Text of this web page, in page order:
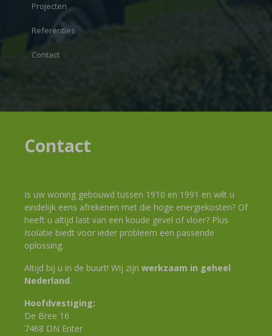
Projecten
Referenties
Contact
Contact
Is uw woning gebouwd tussen 1910 en 1991 en wilt u
eindelijk eens afrekenen met die hoge energiekosten? Of
heeft u altijd last van een koude gevel of vloer? Plus
Isolatie biedt voor ieder probleem een passende
oplossing.
Altijd bij u in de buurt! Wij zijn werkzaam in geheel
Nederland.
Hoofdvestiging:
De Bree 16
7468 DN Enter